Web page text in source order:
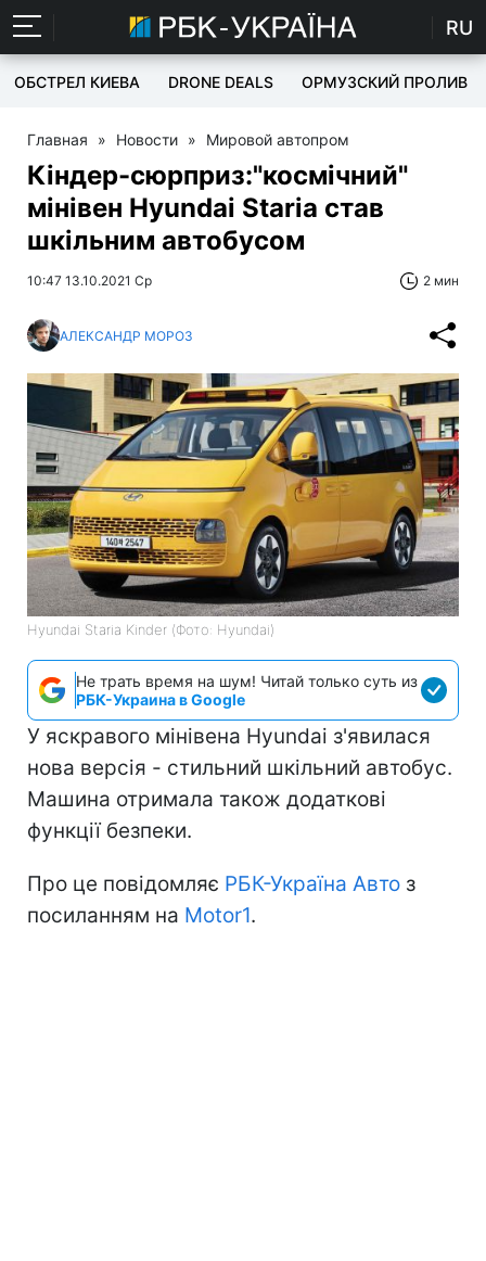
RU
ОБСТРЕЛ КИЕВА DRONE DEALS ОРМУЗСКИЙ ПРОЛИВ
Главная » Новости » Мировой автопром
Кіндер-сюрприз:"космічний"
мінівен Hyundai Staria став
шкільним автобусом
10:47 13.10.2021 Ср 2 мин
АЛЕКСАНДР МОРОЗ
Hyundai Staria Kinder (Фото: Hyundai)
Не трать время на шум! Читай только суть из
РБК-Украина в Google
У яскравого мінівена Hyundai з'явилася
нова версія - стильний шкільний автобус.
Машина отримала також додаткові
функції безпеки.
Про це повідомляє РБК-Україна Авто з
посиланням на Motor1.